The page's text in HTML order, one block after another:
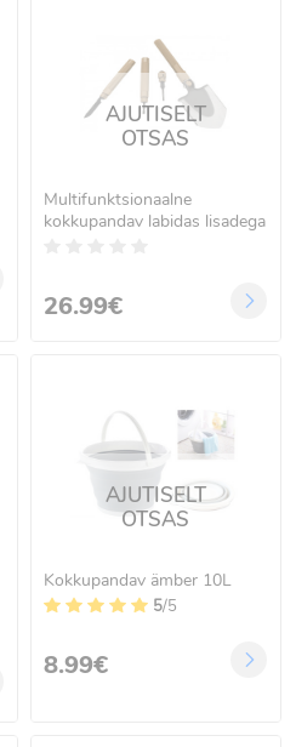
AJUTISELT
OTSAS
Multifunktsionaalne
kokkupandav labidas lisadega
26.99€
AJUTISELT
OTSAS
Kokkupandav ämber 10L
5/5
8.99€